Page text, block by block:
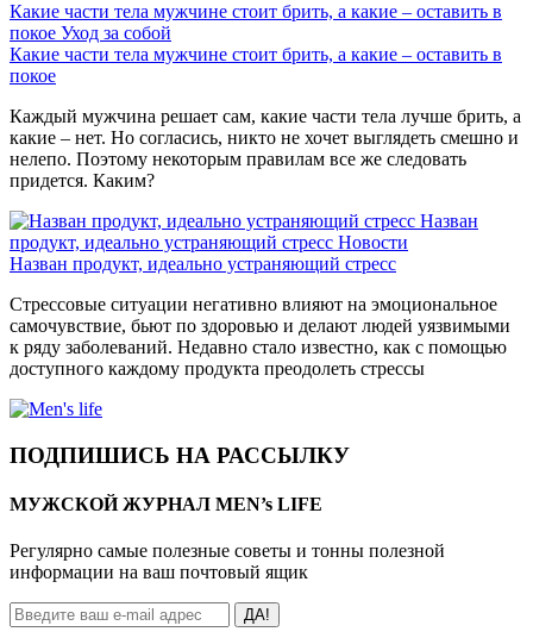
Какие части тела мужчине стоит брить, а какие – оставить в
покое Уход за собой
Какие части тела мужчине стоит брить, а какие – оставить в
покое
Каждый мужчина решает сам, какие части тела лучше брить, а
какие – нет. Но согласись, никто не хочет выглядеть смешно и
нелепо. Поэтому некоторым правилам все же следовать
придется. Каким?
Назван
продукт, идеально устраняющий стресс Новости
Назван продукт, идеально устраняющий стресс
Стрессовые ситуации негативно влияют на эмоциональное
самочувствие, бьют по здоровью и делают людей уязвимыми
к ряду заболеваний. Недавно стало известно, как с помощью
доступного каждому продукта преодолеть стрессы
ПОДПИШИСЬ НА РАССЫЛКУ
МУЖСКОЙ ЖУРНАЛ MEN’s LIFE
Регулярно самые полезные советы и тонны полезной
информации на ваш почтовый ящик
ДА!